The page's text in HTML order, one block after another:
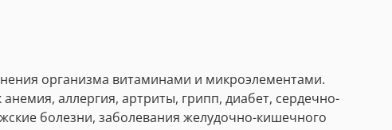
организма витаминами и микроэлементами.
аллергия, артриты, грипп, диабет, сердечно-
болезни, заболевания желудочно-кишечного